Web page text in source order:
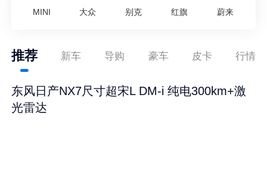
MINI 大众 别克 红旗 蔚来
推荐 新车 导购 豪车 皮卡 行情
东风日产NX7尺寸超宋L DM-i 纯电300km+激
光雷达